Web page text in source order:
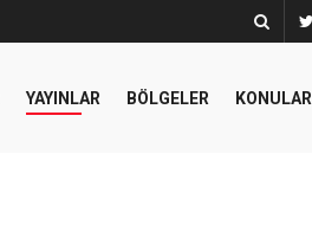
YAYINLAR BÖLGELER KONULAR